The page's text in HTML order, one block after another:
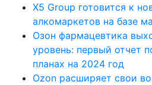
X5 Group готовится к
алкомаркетов на базе
Озон фармацевтика
уровень: первый отчет
планах на 2024 год
Ozon расширяет свои